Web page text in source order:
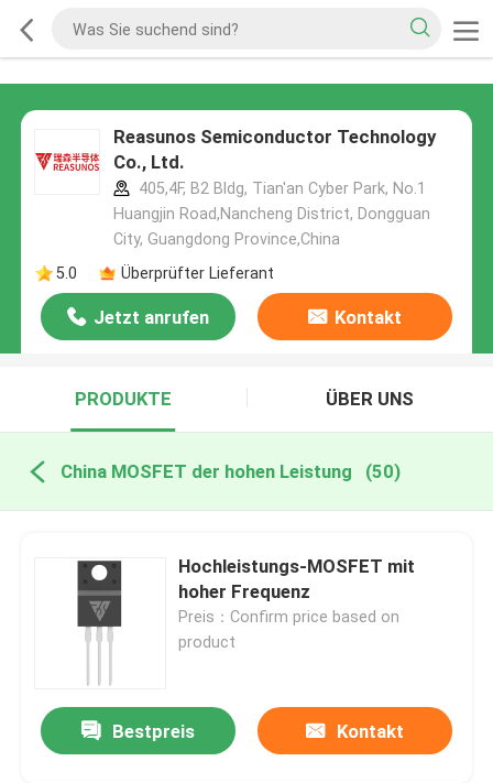
Reasunos Semiconductor Technology
Co., Ltd.
405,4F, B2 Bldg, Tian'an Cyber Park, No.1
Huangjin Road,Nancheng District, Dongguan
City, Guangdong Province,China
5.0
Überprüfter Lieferant
Jetzt anrufen Kontakt
PRODUKTE ÜBER UNS
China MOSFET der hohen Leistung (50)
Hochleistungs-MOSFET mit
hoher Frequenz
Preis：Confirm price based on
product
Bestpreis Kontakt